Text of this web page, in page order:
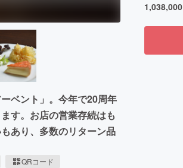
ベント」。今年で20周年
す。お店の営業存続はも
あり、多数のリターン品
QRコード
1,038,000